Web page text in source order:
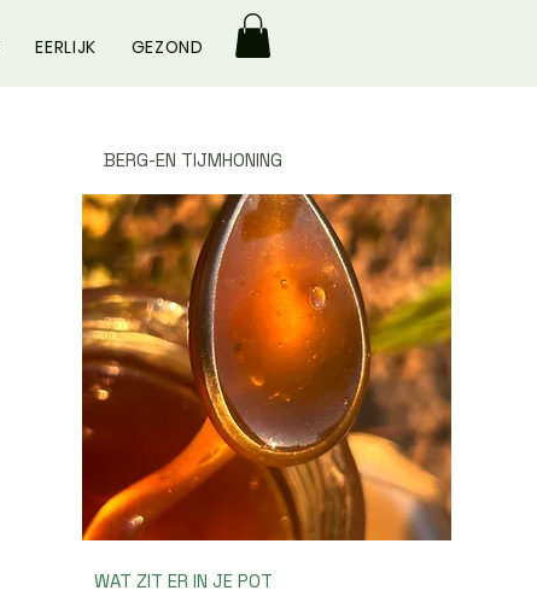
EERLIJK GEZOND
BERG-EN TIJMHONING
WAT ZIT ER IN JE POT